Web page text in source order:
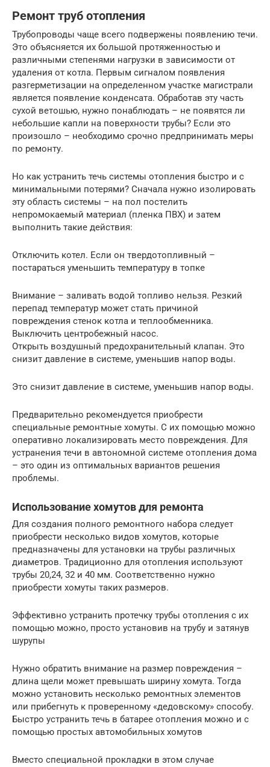
Ремонт труб отопления
Трубопроводы чаще всего подвержены появлению течи.
Это объясняется их большой протяженностью и
различными степенями нагрузки в зависимости от
удаления от котла. Первым сигналом появления
разгерметизации на определенном участке магистрали
является появление конденсата. Обработав эту часть
сухой ветошью, нужно понаблюдать – не появятся ли
небольшие капли на поверхности трубы? Если это
произошло – необходимо срочно предпринимать меры
по ремонту.
Но как устранить течь системы отопления быстро и с
минимальными потерями? Сначала нужно изолировать
эту область системы – на пол постелить
непромокаемый материал (пленка ПВХ) и затем
выполнить такие действия:
Отключить котел. Если он твердотопливный –
постараться уменьшить температуру в топке
Внимание – заливать водой топливо нельзя. Резкий
перепад температур может стать причиной
повреждения стенок котла и теплообменника.
Выключить центробежный насос.
Открыть воздушный предохранительный клапан. Это
снизит давление в системе, уменьшив напор воды.
Это снизит давление в системе, уменьшив напор воды.
Предварительно рекомендуется приобрести
специальные ремонтные хомуты. С их помощью можно
оперативно локализировать место повреждения. Для
устранения течи в автономной системе отопления дома
– это один из оптимальных вариантов решения
проблемы.
Использование хомутов для ремонта
Для создания полного ремонтного набора следует
приобрести несколько видов хомутов, которые
предназначены для установки на трубы различных
диаметров. Традиционно для отопления используют
трубы 20,24, 32 и 40 мм. Соответственно нужно
приобрести хомуты таких размеров.
Эффективно устранить протечку трубы отопления с их
помощью можно, просто установив на трубу и затянув
шурупы
Нужно обратить внимание на размер повреждения –
длина щели может превышать ширину хомута. Тогда
можно установить несколько ремонтных элементов
или прибегнуть к проверенному «дедовскому» способу.
Быстро устранить течь в батарее отопления можно и с
помощью простых автомобильных хомутов
Вместо специальной прокладки в этом случае